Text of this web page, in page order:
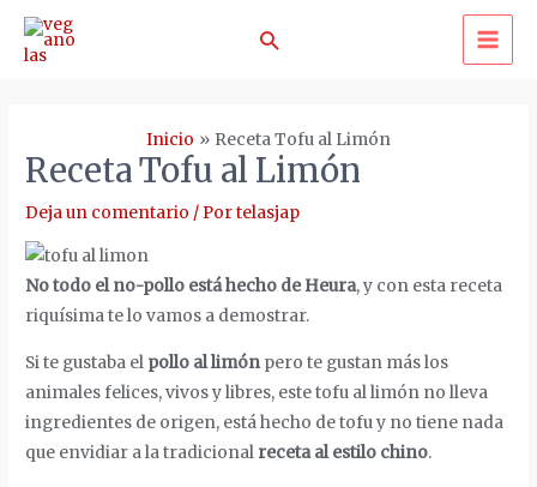
Buscar
Inicio Receta Tofu al Limón
Receta Tofu al Limón
Deja un comentario / Portelasjap
No todo el no-pollo está hecho de Heura, y con esta receta
riquísima te lo vamos a demostrar.
Si te gustaba el pollo al limón pero te gustan más los
animales felices, vivos y libres, este tofu al limón no lleva
ingredientes de origen, está hecho de tofu y no tiene nada
que envidiar a la tradicional receta al estilo chino.